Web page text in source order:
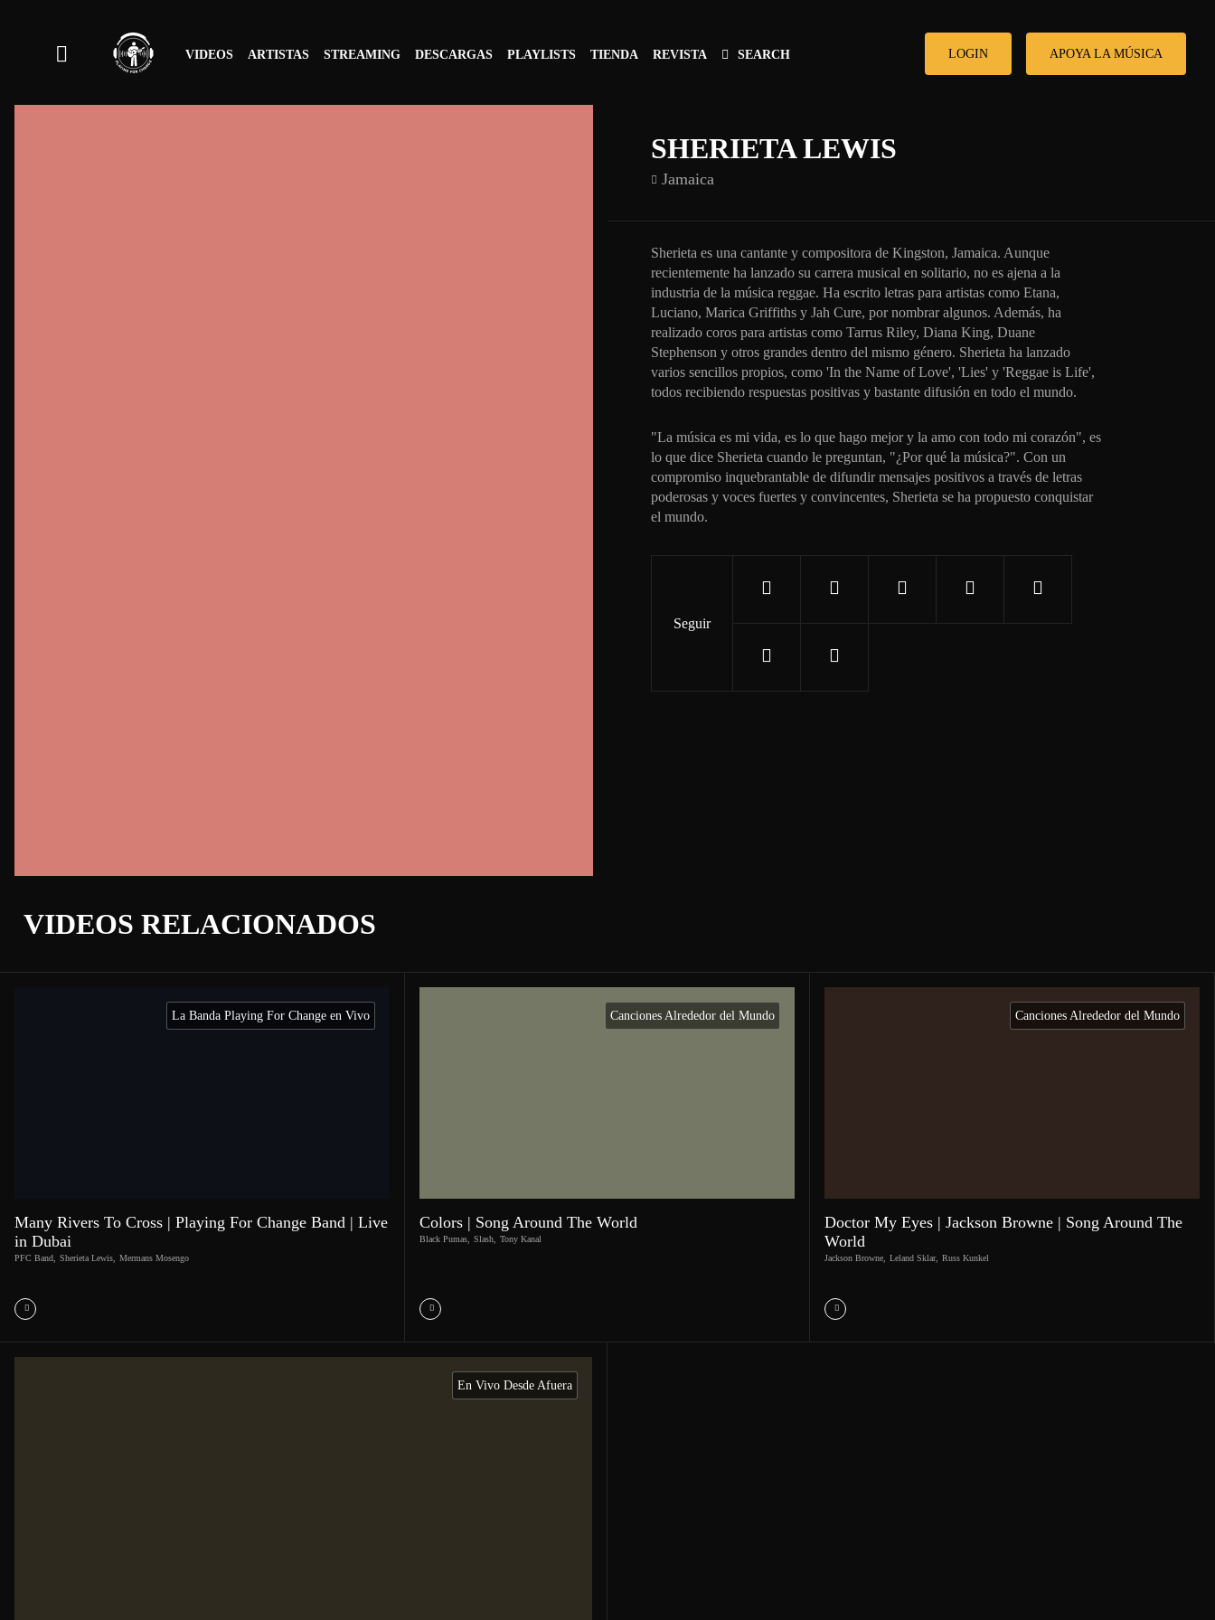
VIDEOS ARTISTAS STREAMING DESCARGAS PLAYLISTS TIENDA REVISTA SEARCH LOGIN APOYA LA MÚSICA
SHERIETA LEWIS
Jamaica
Sherieta es una cantante y compositora de Kingston, Jamaica. Aunque
recientemente ha lanzado su carrera musical en solitario, no es ajena a la
industria de la música reggae. Ha escrito letras para artistas como Etana,
Luciano, Marica Griffiths y Jah Cure, por nombrar algunos. Además, ha
realizado coros para artistas como Tarrus Riley, Diana King, Duane
Stephenson y otros grandes dentro del mismo género. Sherieta ha lanzado
varios sencillos propios, como 'In the Name of Love', 'Lies' y 'Reggae is Life',
todos recibiendo respuestas positivas y bastante difusión en todo el mundo.
"La música es mi vida, es lo que hago mejor y la amo con todo mi corazón", es
lo que dice Sherieta cuando le preguntan, "¿Por qué la música?". Con un
compromiso inquebrantable de difundir mensajes positivos a través de letras
poderosas y voces fuertes y convincentes, Sherieta se ha propuesto conquistar
el mundo.
Seguir
VIDEOS RELACIONADOS
La Banda Playing For Change en Vivo
Many Rivers To Cross | Playing For Change Band | Live
in Dubai
PFC Band Sherieta Lewis Mermans Mosengo
Canciones Alrededor del Mundo
Colors | Song Around The World
Black Pumas Slash Tony Kanal
Canciones Alrededor del Mundo
Doctor My Eyes | Jackson Browne | Song Around The
World
Jackson Browne Leland Sklar, Russ Kunkel
En Vivo Desde Afuera